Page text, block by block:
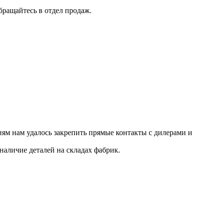
в отдел продаж.
нам удалось закрепить прямые контакты с дилерами и
деталей на складах фабрик.